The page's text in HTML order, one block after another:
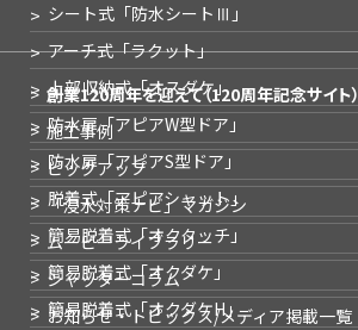
シート式 「防水シートⅢ」
アーチ式「ラクット」
上部収納式「オスダケ」
防水扉「アピアW型ドア」
防水扉「アピアS型ドア」
脱着式「アピアシャット」
簡易脱着式「オクタッチ」
簡易脱着式「オクダケ」
簡易脱着式「オクダケH」
創業120周年を迎えて（120周年記念サイト）
施工事例
ピックアップ
「浸水対策ナビ」マガジン
ムービーライブラリー
シャッターコラム
お知らせ・トピックス/メディア掲載一覧